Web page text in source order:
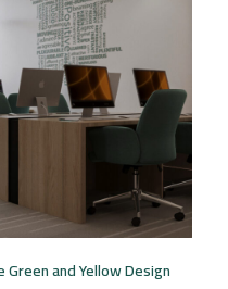
Green and Yellow Design